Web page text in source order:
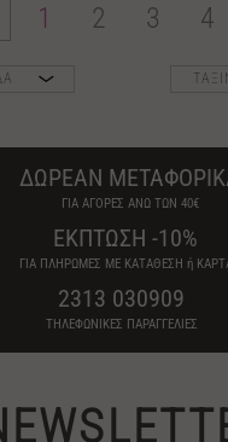
1 2 3 4
ΔΩΡΕΑΝ
ΓΙΑ ΑΓΟΡΕΣ ΑΝΩ ΤΩΝ 40€
ΕΚΠΤΩΣΗ -10%
ΓΙΑ ΠΛΗΡΩΜΕΣ ΜΕ ΚΑΤΑΘΕΣΗ ή
2313 030909
ΤΗΛΕΦΩΝΙΚΕΣ ΠΑΡΑΓΓΕΛΙΕΣ